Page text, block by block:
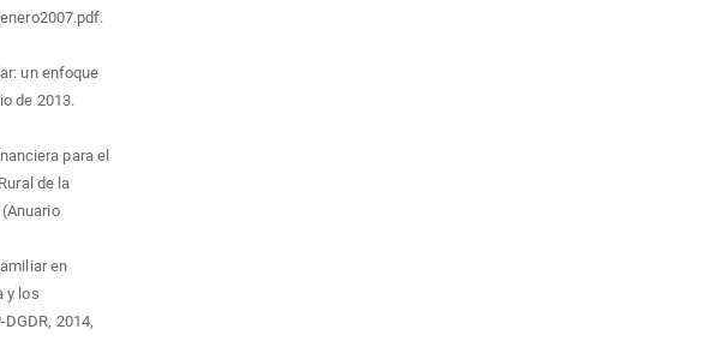
un enfoque
de 2013.
para el
de la
en
y los
2014,